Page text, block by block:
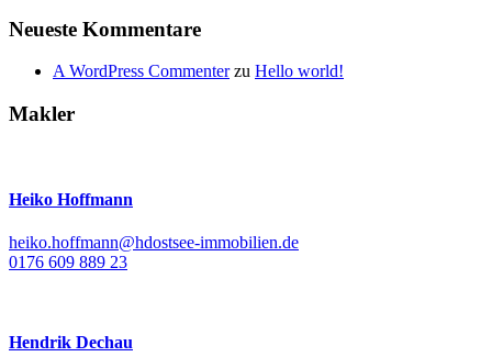
Neueste Kommentare
A WordPress Commenterzu Hello world!
Makler
Heiko Hoffmann
heiko.hoffmann@hdostsee-immobilien.de
0176 609 889 23
Hendrik Dechau